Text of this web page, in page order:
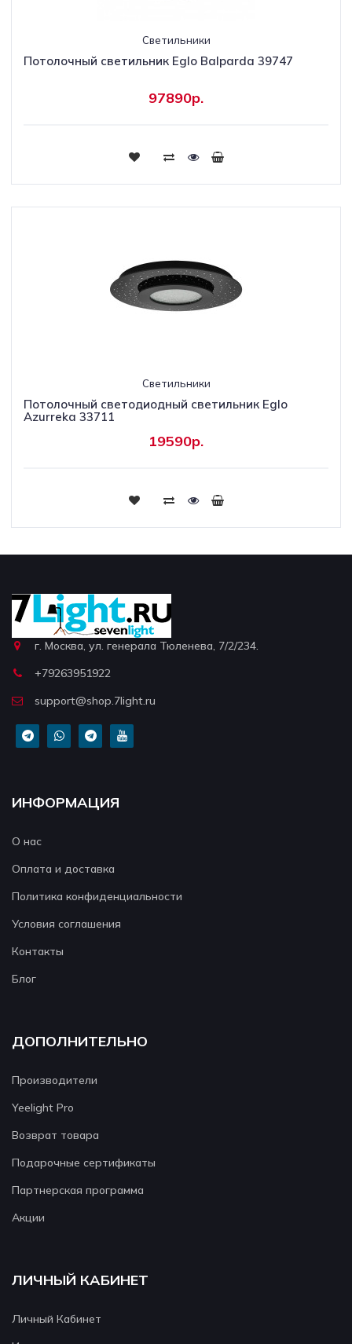
Светильники
Потолочный светильник Eglo Balparda 39747
97890р.
Светильники
Потолочный светодиодный светильник Eglo
Azurreka 33711
19590р.
г. Москва, ул. генерала Тюленева, 7/2/234.
+79263951922
support@shop.7light.ru
ИНФОРМАЦИЯ
О нас
Оплата и доставка
Политика конфиденциальности
Условия соглашения
Контакты
Блог
ДОПОЛНИТЕЛЬНО
Производители
Yeelight Pro
Возврат товара
Подарочные сертификаты
Партнерская программа
Акции
ЛИЧНЫЙ КАБИНЕТ
Личный Кабинет